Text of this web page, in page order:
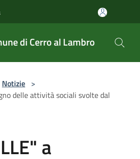
di Cerro al Lambro
Notizie >
delle attività sociali svolte dal
a